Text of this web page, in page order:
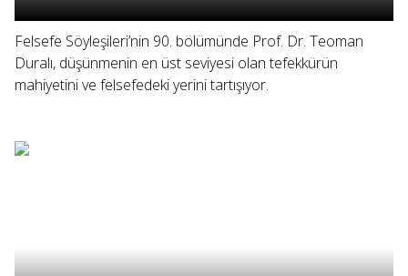
Felsefe Söyleşileri’nin 90. bölümünde Prof. Dr. Teoman
Duralı, düşünmenin en üst seviyesi olan tefekkürün
mahiyetini ve felsefedeki yerini tartışıyor.